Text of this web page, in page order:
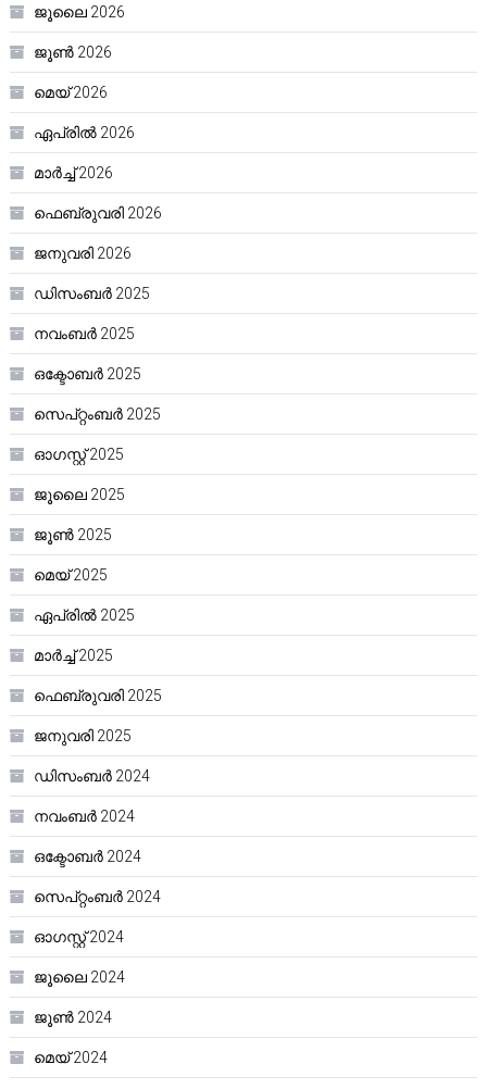
ജൂലൈ 2026
ജൂൺ 2026
മെയ്‌ 2026
ഏപ്രിൽ 2026
മാർച്ച്‌ 2026
ഫെബ്രുവരി 2026
ജനുവരി 2026
ഡിസംബർ 2025
നവംബർ 2025
ഒക്ടോബർ 2025
സെപ്റ്റംബർ 2025
ഓഗസ്റ്റ്‌ 2025
ജൂലൈ 2025
ജൂൺ 2025
മെയ്‌ 2025
ഏപ്രിൽ 2025
മാർച്ച്‌ 2025
ഫെബ്രുവരി 2025
ജനുവരി 2025
ഡിസംബർ 2024
നവംബർ 2024
ഒക്ടോബർ 2024
സെപ്റ്റംബർ 2024
ഓഗസ്റ്റ്‌ 2024
ജൂലൈ 2024
ജൂൺ 2024
മെയ്‌ 2024